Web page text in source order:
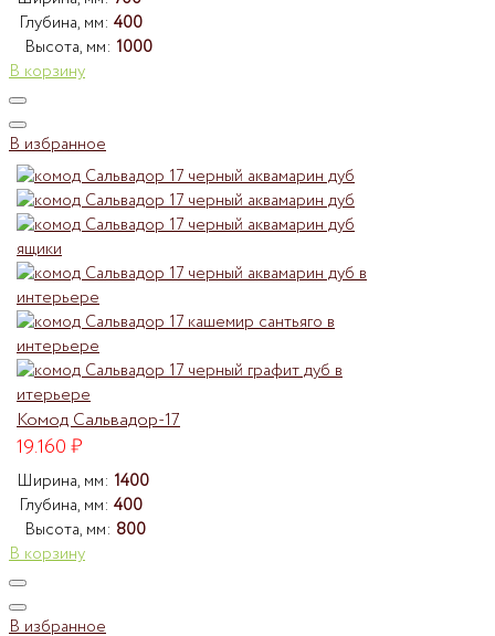
Глубина, мм: 400
Высота, мм: 1000
В корзину
В избранное
Комод Сальвадор-17
19.160₽
Ширина, мм: 1400
Глубина, мм: 400
Высота, мм: 800
В корзину
В избранное